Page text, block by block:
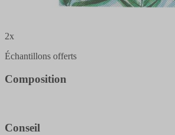
2x
Échantillons offerts
Composition
Conseil